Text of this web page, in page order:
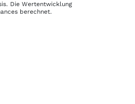
Die Wertentwicklung
berechnet.